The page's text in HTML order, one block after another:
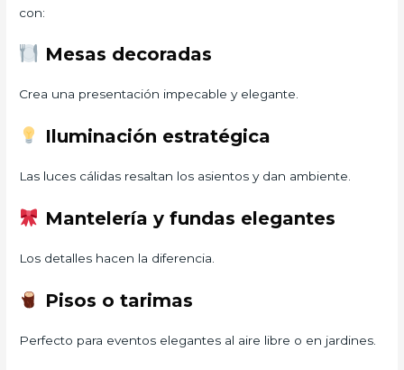
con:
Mesas decoradas
Crea una presentación impecable y elegante.
Iluminación estratégica
Las luces cálidas resaltan los asientos y dan ambiente.
Mantelería y fundas elegantes
Los detalles hacen la diferencia.
Pisos o tarimas
Perfecto para eventos elegantes al aire libre o en jardines.